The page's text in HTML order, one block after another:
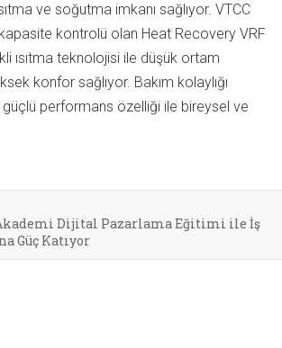
ve soğutma imkanı sağlıyor. VTCC
kontrolü olan Heat Recovery VRF
ısıtma teknolojisi ile düşük ortam
konfor sağlıyor. Bakım kolaylığı
performans özelliği ile bireysel ve
Dijital Pazarlama Eğitimi ile İş
Güç Katıyor